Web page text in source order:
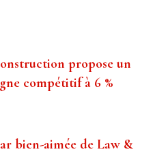
propose un
compétitif à 6 %
bien-aimée de Law &